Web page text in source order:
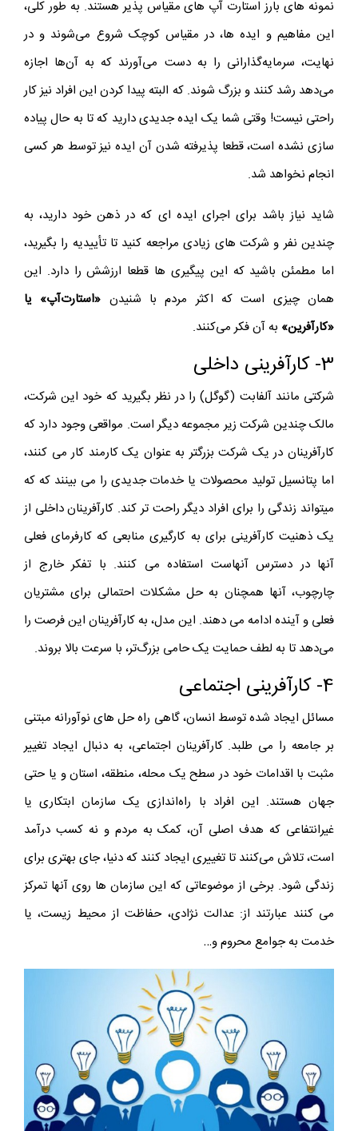
نمونه های بارز استارت آپ های مقیاس پذیر هستند. به طور کلی،
این مفاهیم و ایده ها، در مقیاس کوچک شروع می‌شوند و در
نهایت، سرمایه‌گذارانی را به دست می‌آورند که به آن‌ها اجازه
می‌دهد رشد کنند و بزرگ شوند. که البته پیدا کردن این افراد نیز کار
راحتی نیست! وقتی شما یک ایده جدیدی دارید که تا به حال پیاده
سازی نشده است، قطعا پذیرفته شدن آن ایده نیز توسط هر کسی
انجام نخواهد شد.
شاید نیاز باشد برای اجرای ایده ای که در ذهن خود دارید، به
چندین نفر و شرکت های زیادی مراجعه کنید تا تأییدیه را بگیرید،
اما مطمئن باشید که این پیگیری ها قطعا ارزشش را دارد. این
همان چیزی است که اکثر مردم با شنیدن «استارت‌آپ» یا
«کارآفرین» به آن فکر می‌کنند.
3- کارآفرینی داخلی
شرکتی مانند آلفابت (گوگل) را در نظر بگیرید که خود این شرکت،
مالک چندین شرکت زیر مجموعه دیگر است. مواقعی وجود دارد که
کارآفرینان در یک شرکت بزرگتر به عنوان یک کارمند کار می کنند،
اما پتانسیل تولید محصولات یا خدمات جدیدی را می بینند که که
میتواند زندگی را برای افراد دیگر راحت تر کند. کارآفرینان داخلی از
یک ذهنیت کارآفرینی برای به کارگیری منابعی که کارفرمای فعلی
آنها در دسترس آنهاست استفاده می کنند. با تفکر خارج از
چارچوب، آنها همچنان به حل مشکلات احتمالی برای مشتریان
فعلی و آینده ادامه می دهند. این مدل، به کارآفرینان این فرصت را
می‌دهد تا به لطف حمایت یک حامی بزرگ‌تر، با سرعت بالا بروند.
4- کارآفرینی اجتماعی
مسائل ایجاد شده توسط انسان، گاهی راه حل های نوآورانه مبتنی
بر جامعه را می طلبد. کارآفرینان اجتماعی، به دنبال ایجاد تغییر
مثبت با اقدامات خود در سطح یک محله، منطقه، استان و یا حتی
جهان هستند. این افراد با راه‌اندازی یک سازمان ابتکاری یا
غیرانتفاعی که هدف اصلی آن، کمک به مردم و نه کسب درآمد
است، تلاش می‌کنند تا تغییری ایجاد کنند که دنیا، جای بهتری برای
زندگی شود. برخی از موضوعاتی که این سازمان ها روی آنها تمرکز
می کنند عبارتند از: عدالت نژادی، حفاظت از محیط زیست، یا
خدمت به جوامع محروم و…